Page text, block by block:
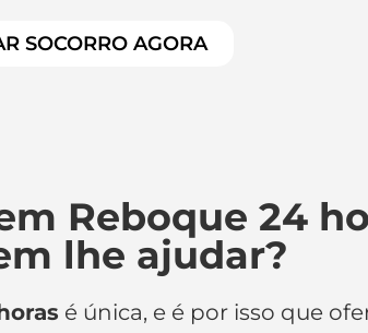
SOCORRO AGORA
Reboque 24
lhe ajudar?
é única, e é por isso que